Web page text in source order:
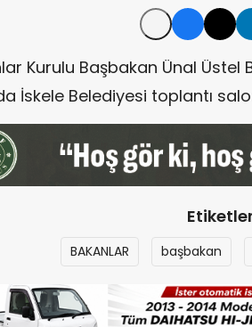
Kurulu Başbakan Ünal Üstel
İskele Belediyesi toplantı
BAKANLAR başbakan